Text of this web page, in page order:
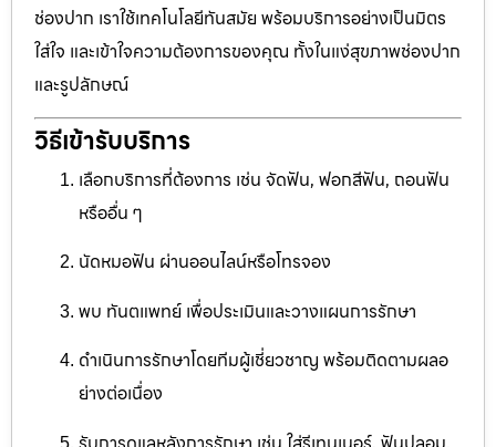
ช่องปาก เราใช้เทคโนโลยีทันสมัย พร้อมบริการอย่างเป็นมิตร
ใส่ใจ และเข้าใจความต้องการของคุณ ทั้งในแง่สุขภาพช่องปาก
และรูปลักษณ์
วิธีเข้ารับบริการ
เลือกบริการที่ต้องการ เช่น จัดฟัน, ฟอกสีฟัน, ถอนฟัน
หรืออื่น ๆ
นัดหมอฟัน ผ่านออนไลน์หรือโทรจอง
พบ ทันตแพทย์ เพื่อประเมินและวางแผนการรักษา
ดำเนินการรักษาโดยทีมผู้เชี่ยวชาญ พร้อมติดตามผลอ
ย่างต่อเนื่อง